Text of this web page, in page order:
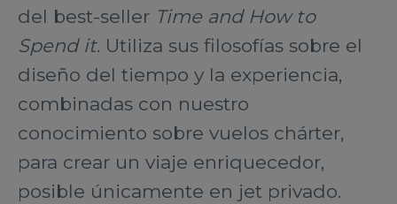
del best-seller Time and How to
Spend it. Utiliza sus filosofías sobre el
diseño del tiempo y la experiencia,
combinadas con nuestro
conocimiento sobre vuelos chárter,
para crear un viaje enriquecedor,
posible únicamente en jet privado.